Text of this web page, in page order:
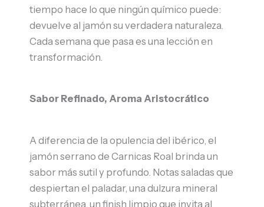
tiempo hace lo que ningún químico puede:
devuelve al jamón su verdadera naturaleza.
Cada semana que pasa es una lección en
transformación.
Sabor Refinado, Aroma Aristocrático
A diferencia de la opulencia del ibérico, el
jamón serrano de Carnicas Roal brinda un
sabor más sutil y profundo. Notas saladas que
despiertan el paladar, una dulzura mineral
subterránea, un finish limpio que invita al